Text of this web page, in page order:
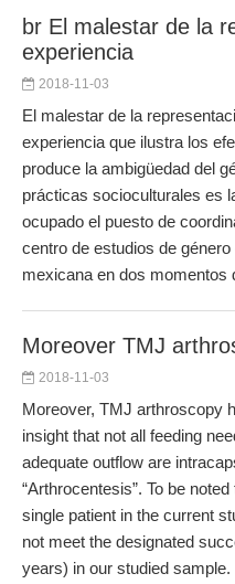
br El malestar de la
experiencia
2018-11-03
El malestar de la
experiencia que ilustra los
produce la ambigüedad del
prácticas socioculturales es
ocupado el puesto de
centro de estudios de
mexicana en dos momentos
Moreover TMJ
2018-11-03
Moreover, TMJ arthroscopy
insight that not all feeding
adequate outflow are
“Arthrocentesis”. To be noted
single patient in the current
not meet the designated
years) in our studied sample.